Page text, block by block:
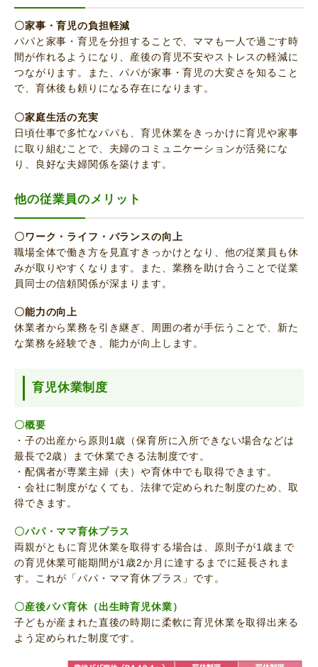
〇家事・育児の負担軽減
パパと家事・育児を分担することで、ママも一人で過ごす時
間が作れるようになり、産後の育児不安やストレスの軽減に
つながります。また、パパが家事・育児の大変さを知ること
で、育休後も頼りになる存在になります。
〇家庭生活の充実
日頃仕事で多忙なパパも、育児休業をきっかけに育児や家事
に取り組むことで、夫婦のコミュニケーションが活発にな
り、良好な夫婦関係を築けます。
他の従業員のメリット
〇ワーク・ライフ・バランスの向上
職場全体で働き方を見直すきっかけとなり、他の従業員も休
みが取りやすくなります。また、業務を助け合うことで従業
員同士の信頼関係が深まります。
〇能力の向上
休業者から業務を引き継ぎ、周囲の者が手伝うことで、新た
な業務を経験でき、能力が向上します。
育児休業制度
〇概要
・子の出産から原則1歳（保育所に入所できない場合などは
最長で2歳）まで休業できる法制度です。
・配偶者が専業主婦（夫）や育休中でも取得できます。
・会社に制度がなくても、法律で定められた制度のため、取
得できます。
〇パパ・ママ育休プラス
両親がともに育児休業を取得する場合は、原則子が1歳まで
の育児休業可能期間が1歳2か月に達するまでに延長されま
す。これが「パパ・ママ育休プラス」です。
〇産後パパ育休（出生時育児休業）
子どもが産まれた直後の時期に柔軟に育児休業を取得出来る
よう定められた制度です。